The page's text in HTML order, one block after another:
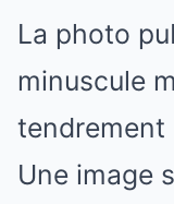
La photo
minuscule
tendrement
Une image